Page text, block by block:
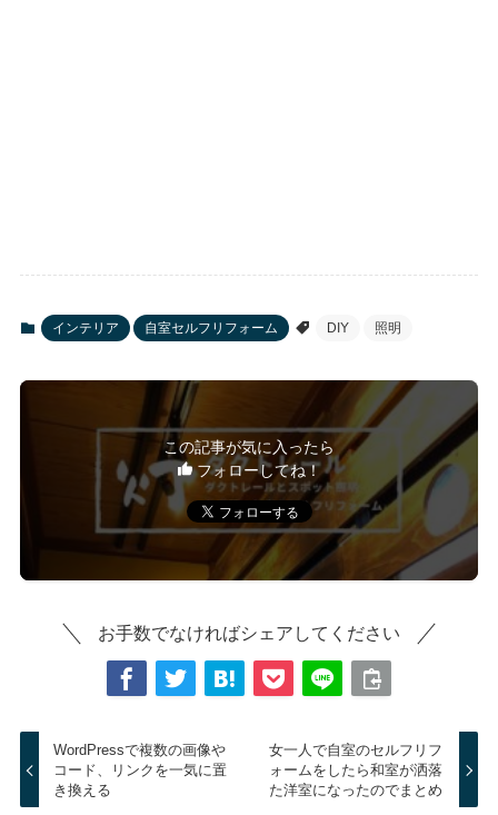
インテリア 自室セルフリフォーム DIY 照明
この記事が気に入ったら
フォローしてね！
お手数でなければシェアしてください
WordPressで複数の画像や
コード、リンクを一気に置
き換える
女一人で自室のセルフリフ
ォームをしたら和室が洒落
た洋室になったのでまとめ